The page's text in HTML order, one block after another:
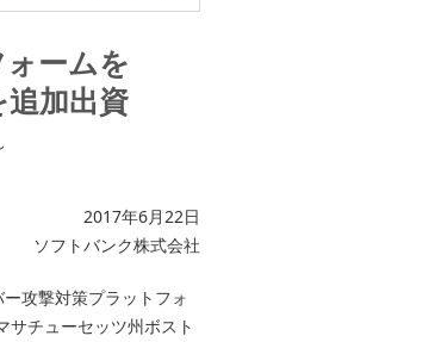
ームを
加出資
2017年6月22日
ソフトバンク株式会社
攻撃対策プラットフォ
チューセッツ州ボスト